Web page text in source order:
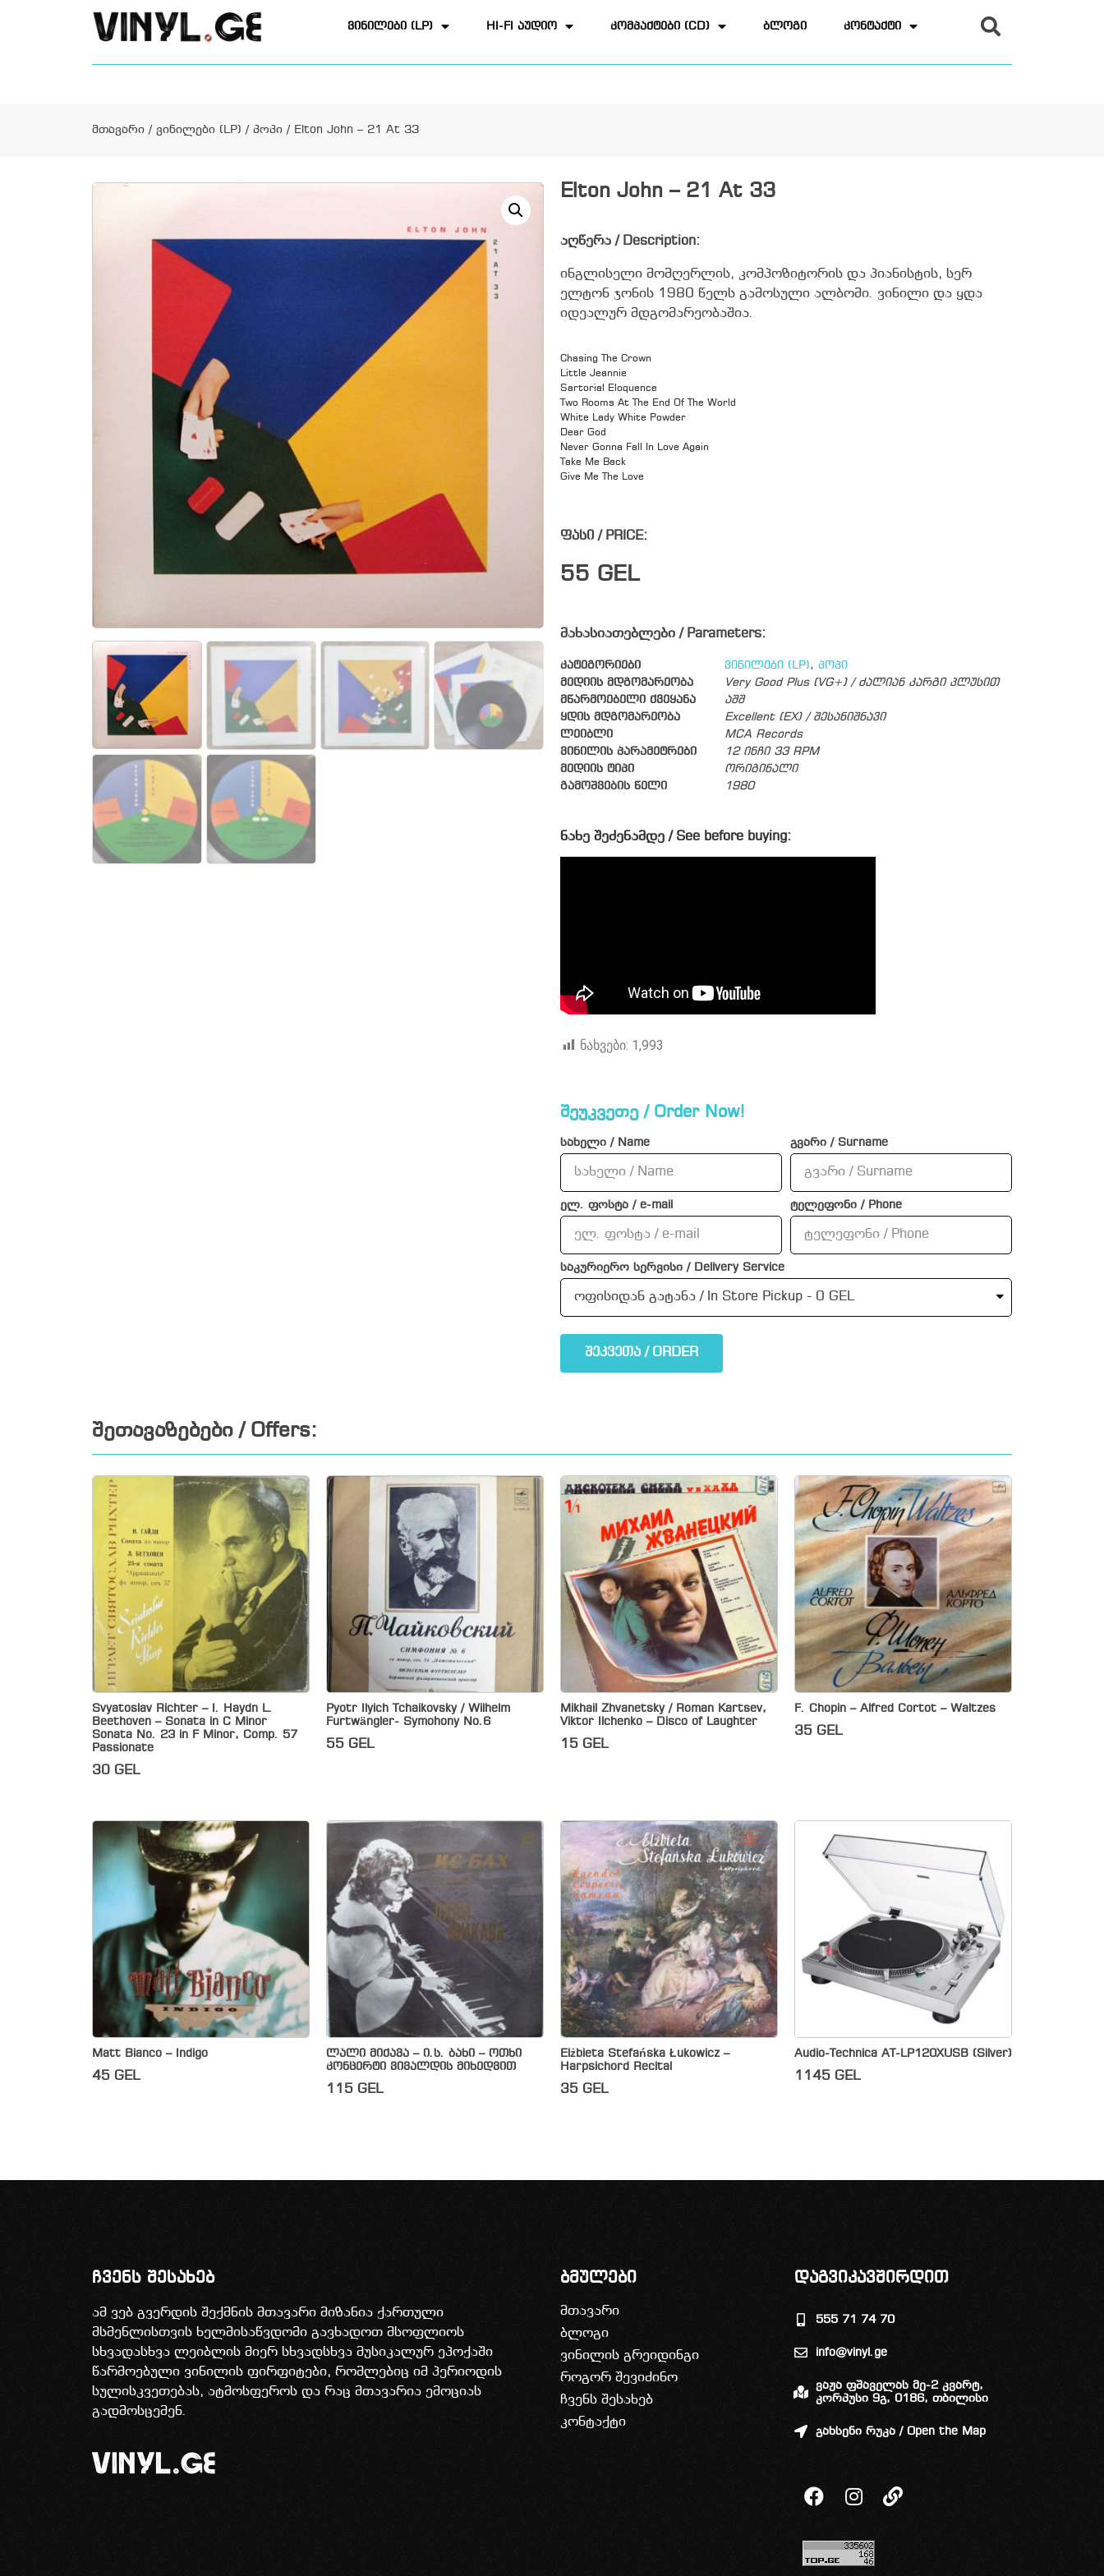
ვინილები (LP) HI-FI აუდიო კომპაქტები (CD) ბლოგი კონტაქტი
მთავარი / ვინილები (LP) / პოპი / Elton John – 21 At 33
Elton John – 21 At 33
აღწერა / Description:
ინგლისელი მომღერლის, კომპოზიტორის და პიანისტის, სერ
ელტონ ჯონის 1980 წელს გამოსული ალბომი. ვინილი და ყდა
იდეალურ მდგომარეობაშია.
Chasing The Crown
Little Jeannie
Sartorial Eloquence
Two Rooms At The End Of The World
White Lady White Powder
Dear God
Never Gonna Fall In Love Again
Take Me Back
Give Me The Love
ფასი / PRICE:
55 GEL
მახასიათებლები / Parameters:
კატეგორიები ვინილები (LP), პოპი
მედიის მდგომარეობა
Very Good Plus (VG+) / ძალიან კარგი პლუსით
მწარმოებელი ქვეყანა
აშშ
ყდის მდგომარეობა
Excellent (EX) / შესანიშნავი
ლეიბლი
MCA Records
ვინილის პარამეტრები
12 ინჩი 33 RPM
მედიის ტიპი
ორიგინალი
გამოშვების წელი
1980
ნახე შეძენამდე / See before buying:
ნახვები: 1,993
შეუკვეთე / Order Now!
სახელი / Name გვარი / Surname
ელ. ფოსტა / e-mail ტელეფონი / Phone
საკურიერო სერვისი / Delivery Service
შეკვეთა / ORDER
შეთავაზებები / Offers:
Svyatoslav Richter – I. Haydn L.
Beethoven – Sonata in C Minor
Sonata No. 23 in F Minor, Comp. 57
Passionate
30 GEL
Pyotr Ilyich Tchaikovsky / Wilhelm
Furtwängler- Symohony No.6
55 GEL
Mikhail Zhvanetsky / Roman Kartsev,
Viktor Ilchenko – Disco of Laughter
15 GEL
F. Chopin – Alfred Cortot – Waltzes
35 GEL
Matt Bianco – Indigo
45 GEL
ლალი მიქავა – ი.ს. ბახი – ოთხი
კონცერტი ვივალდის მიხედვით
115 GEL
Elżbieta Stefańska Łukowicz –
Harpsichord Recital
35 GEL
Audio-Technica AT-LP120XUSB (Silver)
1145 GEL
ჩვენს შესახებ
ამ ვებ გვერდის შექმნის მთავარი მიზანია ქართული
მსმენლისთვის ხელმისაწვდომი გავხადოთ მსოფლიოს
სხვადასხვა ლეიბლის მიერ სხვადსხვა მუსიკალურ ეპოქაში
წარმოებული ვინილის ფირფიტები, რომლებიც იმ პერიოდის
სულისკვეთებას, ატმოსფეროს და რაც მთავარია ემოციას
გადმოსცემენ.
ბმულები
მთავარი
ბლოგი
ვინილის გრეიდინგი
როგორ შევიძინო
ჩვენს შესახებ
კონტაქტი
დაგვიკავშირდით
555 71 74 70
info@vinyl.ge
ვაჟა ფშაველას მე-2 კვარტ,
კორპუსი 9გ, 0186, თბილისი
გახსენი რუკა / Open the Map